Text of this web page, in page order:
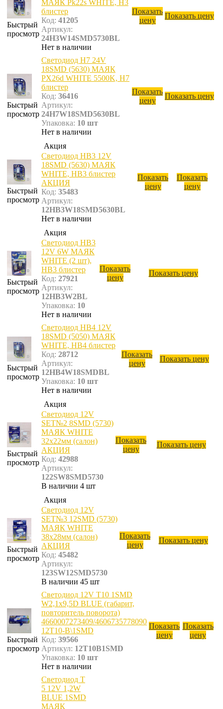
Быстрый
просмотр
МАЯК Pk22s WHITE, H3
блистер
Код: 41205
Артикул:
24H3W14SMD5730BL
Нет в наличии
Показать
цену
Показать цену
Быстрый
просмотр
Светодиод Н7 24V
18SMD (5630) МАЯК
PX26d WHITE 5500K, H7
блистер
Код: 36416
Артикул:
24H7W18SMD5630BL
Упаковка: 10 шт
Нет в наличии
Показать
цену
Показать цену
Быстрый
просмотр
Акция
Светодиод НВ3 12V
18SMD (5630) МАЯК
WHITE, HB3 блистер
АКЦИЯ
Код: 35483
Артикул:
12HB3W18SMD5630BL
Нет в наличии
Показать
цену
Показать
цену
Быстрый
просмотр
Акция
Светодиод НВ3
12V 6W МАЯК
WHITE (2 шт),
HB3 блистер
Код: 27921
Артикул:
12HB3W2BL
Упаковка: 10
Нет в наличии
Показать
цену
Показать цену
Быстрый
просмотр
Светодиод НВ4 12V
18SMD (5050) МАЯК
WHITE, HB4 блистер
Код: 28712
Артикул:
12HB4W18SMDBL
Упаковка: 10 шт
Нет в наличии
Показать
цену
Показать цену
Быстрый
просмотр
Акция
Светодиод 12V
SET№2 8SMD (5730)
МАЯК WHITE
32х22мм (салон)
АКЦИЯ
Код: 42988
Артикул:
122SW8SMD5730
В наличии 4 шт
Показать
цену
Показать цену
Быстрый
просмотр
Акция
Светодиод 12V
SET№3 12SMD (5730)
МАЯК WHITE
38х28мм (салон)
АКЦИЯ
Код: 45482
Артикул:
123SW12SMD5730
В наличии 45 шт
Показать
цену
Показать цену
Быстрый
просмотр
Светодиод 12V T10 1SMD
W2,1x9,5D BLUE (габарит,
повторитель поворота)
4660007273409/4606735778090
12T10-B\1SMD
Код: 39566
Артикул: 12T10B1SMD
Упаковка: 10 шт
Нет в наличии
Показать
цену
Показать
цену
Светодиод T
5 12V 1,2W
BLUE 1SMD
МАЯК